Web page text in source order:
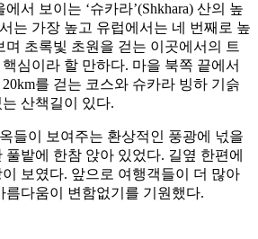
서 보이는 ‘슈카라’(Shkhara) 산의 높
는 가장 높고 유럽에서는 네 번째로 높
며 초록빛 초원을 걷는 이곳에서의 트
심이라 할 만하다. 마을 북쪽 끝에서
를 걷는 코스와 슈카라 빙하 기슭
산책길이 있다.
들이 보여주는 환상적인 풍광에 넋을
밭에 한참 앉아 있었다. 길옆 한편에
보였다. 앞으로 여행객들이 더 많아
름다움이 변함없기를 기원했다.